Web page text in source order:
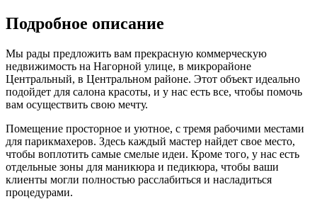
Подробное описание
Мы рады предложить вам прекрасную коммерческую
недвижимость на Нагорной улице, в микрорайоне
Центральный, в Центральном районе. Этот объект идеально
подойдет для салона красоты, и у нас есть все, чтобы помочь
вам осуществить свою мечту.
Помещение просторное и уютное, с тремя рабочими местами
для парикмахеров. Здесь каждый мастер найдет свое место,
чтобы воплотить самые смелые идеи. Кроме того, у нас есть
отдельные зоны для маникюра и педикюра, чтобы ваши
клиенты могли полностью расслабиться и насладиться
процедурами.